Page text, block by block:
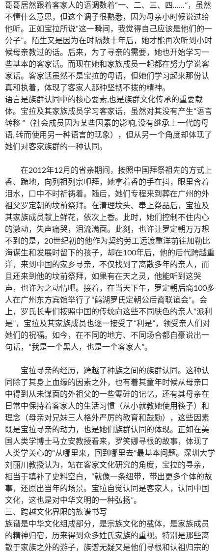
哥哥居然跟着客家人的语调数着“一、二、三、四……”，虽然
不懂什么意思，但这个调子很熟悉，因为母亲小时候说过给
他听。正如宝拉所说“这一瞬间，我觉得自己应该是他们的一
分子”。陌生又是因为在时隔数十年后，她才能再次听到小时
候母亲教过的话。后来，为了寻亲的需要，她也开始学习一
些基本的客家话。而现在她和家族成员一起都在努力学说客
家话。客家话虽然不是宝拉的母语，但她们学习起来那份认
真和执着，体现了客家人那种坚韧不拨的精神。
语言是族群认同中的核心要素,也是族群文化传承的重要载
体。宝拉及其家族成员学习客家话，虽然对其没有产生“语言
转移 ”（社会成员因为某些因素的影响, 没有继承上一代的母
语, 转而使用另一种语言的现象），但从另一个角度却体现了
她们对客家族群的一种认同。
在2012年12月的省亲期间，按照中国拜祭祖先的方式上
香、跪地，向列祖列宗叩拜，她拿着香的手在抖，眼里含着
泪水，口中不时祈祷着。随后，她们专程来到葬在广州的外
祖父罗定朝的坟前祭拜。在清理坟头、奉上祭品后，宝拉及
其家族成员献上鲜花，依次上香。此时，她们控制不住内心
的激动，失声痛哭，泪流满面。此刻，也许让罗定朝万万想
不到的是，20世纪初的他作为契约劳工远渡重洋前往加勒比
海谋生和发展时留下的孩子，却在100年后，他的后代跨越重
洋，来到中国的家乡寻亲，不仅找到了离散多年的亲人，而
且还来到他的坟前祭拜，如果有在天之灵，他能听到这哭
声，也许为之动情吧。接着，在当天下午，罗定朝后裔100多
人在广州东方宾馆举行了“鹤湖罗氏定朝公后裔联谊会”。会
上，罗氏长辈们按照中国的传统向这些不同肤色的亲人“派利
是”，宝拉及其家族成员也逐一接受了“利是”，领受亲人们对
她们的祝福。如今，在不同的地方、不同场合都自豪说出一
句话，“我是一个黑人，也是一个客家人”。
宝拉寻亲的经历，跨越了种族之间的族群认同。这种认
同除了其身上血缘的因素之外，也有着其童年时候从母亲口
中得到从未谋面的外祖父的一些零碎的记忆，还有其母亲在
日常中保持着客家人的生活习惯（从小就教她使用筷子）和
理念（母亲对兄妹三人格外严厉的教育和鼓励），这些因素
既是宝拉寻亲的动力，也是她们族群认同的体现。正如在美
国人类学博士马立安教授看来，罗笑娜寻根的故事，体现了
人类学关心的“从哪里来，回到哪里去”最基本问题。深圳大学
刘丽川教授认为，站在客家文化研究的角度，宝拉的寻亲，
相当于填补了史料空白，“就像一条纽带，带出更多个体的故
事，还原出当年的场景。宝拉自觉认同是客家人，认同中国
文化，这也是对中华文明的一种弘扬”。
三、跨越文化界限的族谱书写
族谱是中华文化组成部分，是宗族文化的载体，是家族成员
的精神归宿，历来得到众多姓氏家族的重视。特别是那些离
散于家族之外的游子，族谱无疑又是他们寻根和认祖归宗的